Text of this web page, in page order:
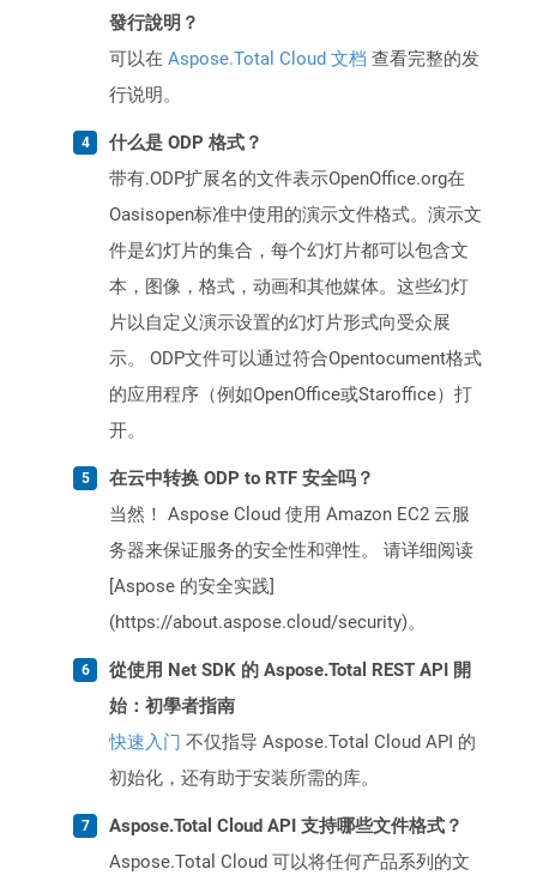
發行說明？
可以在 Aspose.Total Cloud 文档 查看完整的发
行说明。
什么是 ODP 格式？
带有.ODP扩展名的文件表示OpenOffice.org在
Oasisopen标准中使用的演示文件格式。演示文
件是幻灯片的集合，每个幻灯片都可以包含文
本，图像，格式，动画和其他媒体。这些幻灯
片以自定义演示设置的幻灯片形式向受众展
示。 ODP文件可以通过符合Opentocument格式
的应用程序（例如OpenOffice或Staroffice）打
开。
在云中转换 ODP to RTF 安全吗？
当然！ Aspose Cloud 使用 Amazon EC2 云服
务器来保证服务的安全性和弹性。 请详细阅读
[Aspose 的安全实践]
(https://about.aspose.cloud/security)。
從使用 Net SDK 的 Aspose.Total REST API 開
始：初學者指南
快速入门 不仅指导 Aspose.Total Cloud API 的
初始化，还有助于安装所需的库。
Aspose.Total Cloud API 支持哪些文件格式？
Aspose.Total Cloud 可以将任何产品系列的文